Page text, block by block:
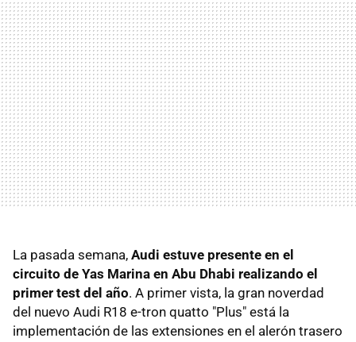
La pasada semana, Audi estuve presente en el
circuito de Yas Marina en Abu Dhabi realizando el
primer test del año. A primer vista, la gran noverdad
del nuevo Audi R18 e-tron quatto "Plus" está la
implementación de las extensiones en el alerón trasero